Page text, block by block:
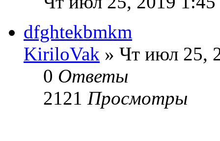
dfghtekbmkm
KiriloVak » Чт июл 25,
0 Ответы
2121 Просмотры